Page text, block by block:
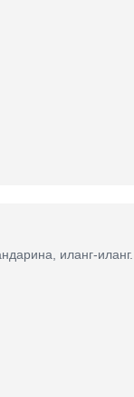
иланг-иланг...